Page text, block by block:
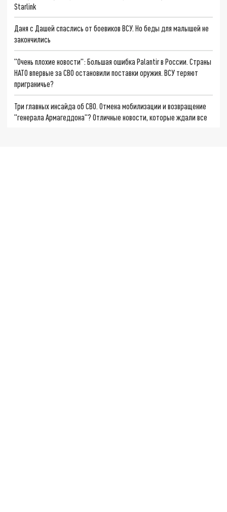
Starlink
Даня с Дашей спаслись от боевиков ВСУ. Но беды для малышей не
закончились
"Очень плохие новости": Большая ошибка Palantir в России. Страны
НАТО впервые за СВО остановили поставки оружия. ВСУ теряют
приграничье?
Три главных инсайда об СВО. Отмена мобилизации и возвращение
"генерала Армагеддона"? Отличные новости, которые ждали все